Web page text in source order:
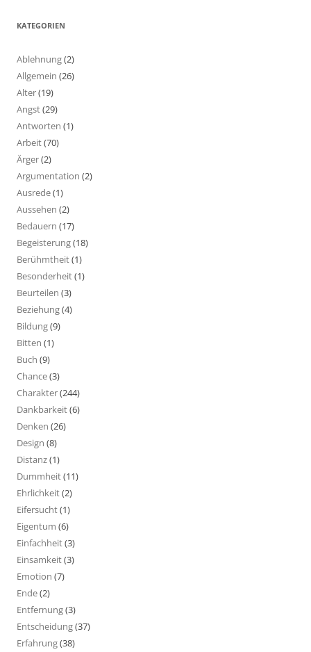
KATEGORIEN
Ablehnung(2)
Allgemein (26)
Alter(19)
Angst(29)
Antworten (1)
Arbeit(70)
Ärger(2)
Argumentation (2)
Ausrede(1)
Aussehen (2)
Bedauern (17)
Begeisterung(18)
Berühmtheit(1)
Besonderheit(1)
Beurteilen (3)
Beziehung(4)
Bildung(9)
Bitten (1)
Buch (9)
Chance(3)
Charakter(244)
Dankbarkeit(6)
Denken (26)
Design (8)
Distanz(1)
Dummheit(11)
Ehrlichkeit(2)
Eifersucht(1)
Eigentum (6)
Einfachheit(3)
Einsamkeit(3)
Emotion (7)
Ende(2)
Entfernung(3)
Entscheidung(37)
Erfahrung(38)